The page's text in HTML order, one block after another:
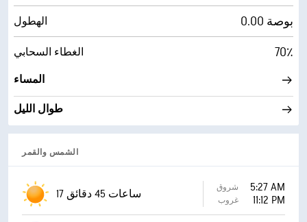
الهطول 0.00 بوصة
الغطاء السحابي 70٪
المساء
طوال الليل
الشمس والقمر
17 ساعات 45 دقائق
شروق 5:27 AM
غروب 11:12 PM